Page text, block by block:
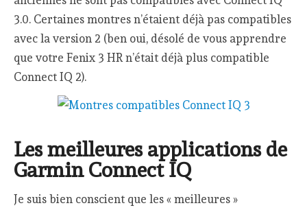
3.0. Certaines montres n’étaient déjà pas compatibles
avec la version 2 (ben oui, désolé de vous apprendre
que votre Fenix 3 HR n’était déjà plus compatible
Connect IQ 2).
Les meilleures applications de
Garmin Connect IQ
Je suis bien conscient que les « meilleures »